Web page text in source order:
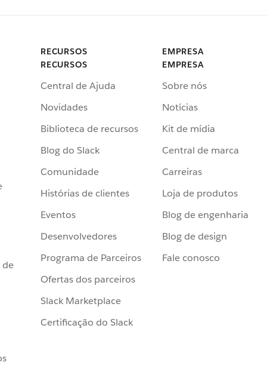
de
RECURSOS
RECURSOS
Central de Ajuda
Novidades
Biblioteca de recursos
Blog do Slack
Comunidade
Histórias de clientes
Eventos
Desenvolvedores
Programa de Parceiros
Ofertas dos parceiros
Slack Marketplace
Certificação do Slack
EMPRESA
EMPRESA
Sobre nós
Notícias
Kit de mídia
Central de marca
Carreiras
Loja de produtos
Blog de engenharia
Blog de design
Fale conosco